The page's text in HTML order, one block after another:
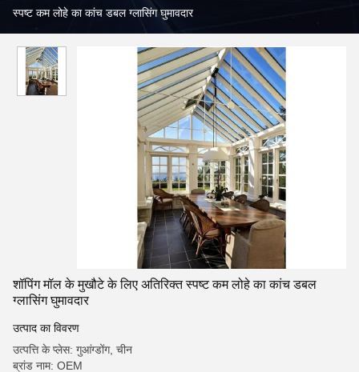
स्पष्ट कम लोहे का कांच डबल ग्लासिंग घुमावदार
शॉपिंग मॉल के मुखौटे के लिए अतिरिक्त स्पष्ट कम लोहे का कांच डबल
ग्लासिंग घुमावदार
उत्पाद का विवरण
उत्पत्ति के प्लेस: गुआंग्डोंग, चीन
ब्रांड नाम: OEM